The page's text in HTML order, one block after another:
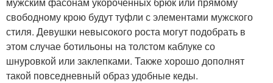
свободному крою будут туфли с элементами мужского
стиля. Девушки невысокого роста могут подобрать в
этом случае ботильоны на толстом каблуке со
шнуровкой или заклепками. Также хорошо дополнят
такой повседневный образ удобные кеды.